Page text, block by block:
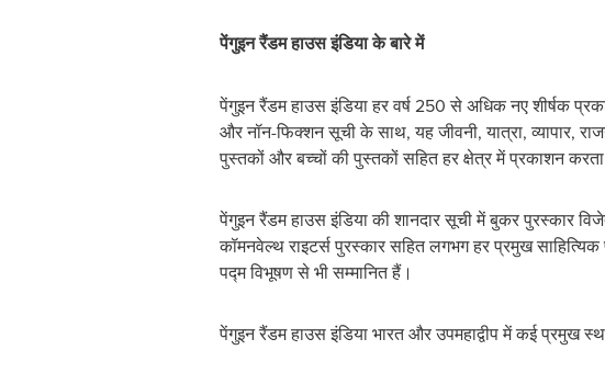
पेंगुइन रैंडम हाउस इंडिया के बारे में
पेंगुइन रैंडम हाउस इंडिया हर वर्ष 250 से अधिक नए शीर्षक
और नॉन-फिक्शन सूची के साथ, यह जीवनी, यात्रा, व्यापार,
पुस्तकों और बच्चों की पुस्तकों सहित हर क्षेत्र में प्रकाशन
पेंगुइन रैंडम हाउस इंडिया की शानदार सूची में बुकर पुरस्कार
कॉमनवेल्थ राइटर्स पुरस्कार सहित लगभग हर प्रमुख
पद्म विभूषण से भी सम्मानित हैं।
पेंगुइन रैंडम हाउस इंडिया भारत और उपमहाद्वीप में कई प्रमुख